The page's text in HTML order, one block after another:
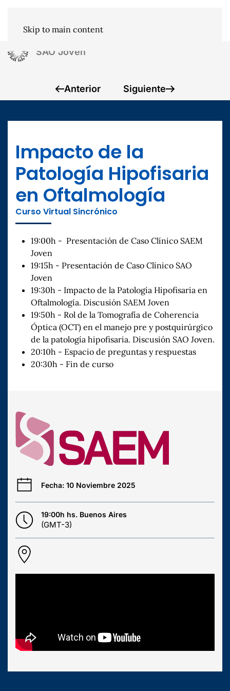
Skip to main content
SAO Joven
Anterior Siguiente
Impacto de la
Patología Hipofisaria
en Oftalmología
Curso Virtual Sincrónico
19:00h - Presentación de Caso Clínico SAEM
Joven
19:15h - Presentación de Caso Clínico SAO
Joven
19:30h - Impacto de la Patología Hipofisaria en
Oftalmología. Discusión SAEM Joven
19:50h - Rol de la Tomografía de Coherencia
Óptica (OCT) en el manejo pre y postquirúrgico
de la patología hipofisaria. Discusión SAO Joven.
20:10h - Espacio de preguntas y respuestas
20:30h - Fin de curso
Fecha: 10 Noviembre 2025
19:00h hs. Buenos Aires
(GMT-3)